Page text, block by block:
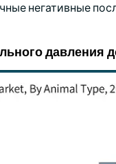
негативные